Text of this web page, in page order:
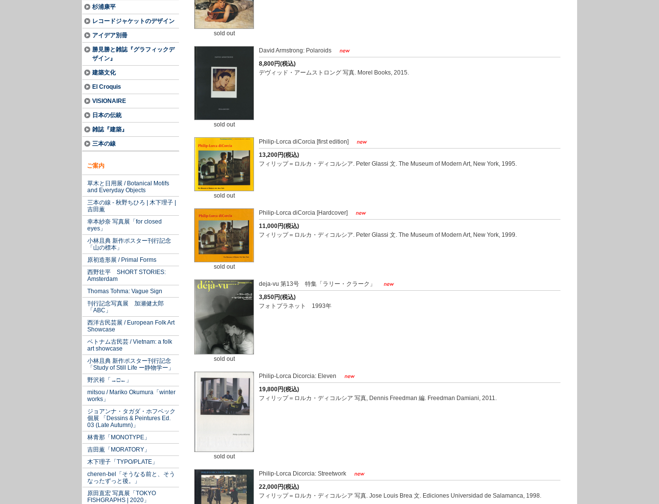
杉浦康平
レコードジャケットのデザイン
アイデア別冊
勝見勝と雑誌『グラフィックデ
ザイン』
建築文化
El Croquis
VISIONAIRE
日本の伝統
雑誌『建築』
三本の線
ご案内
草木と日用展 / Botanical Motifs
and Everyday Objects
三本の線 - 秋野ちひろ | 木下理子 |
吉田薫
幸本紗奈 写真展「for closed
eyes」
小林且典 新作ポスター刊行記念
「山の標本」
原初造形展 / Primal Forms
西野壮平 SHORT STORIES:
Amsterdam
Thomas Tohma: Vague Sign
刊行記念写真展 加瀬健太郎
「ABC」
西洋古民芸展 / European Folk Art
Showcase
ベトナム古民芸 / Vietnam: a folk
art showcase
小林且典 新作ポスター刊行記念
「Study of Still Life ー静物学ー」
野沢裕「→□←」
mitsou / Mariko Okumura「winter
works」
ジョアンナ・タガダ・ホフベック
個展 「Dessins & Peintures Ed.
03 (Late Autumn)」
林青那「MONOTYPE」
吉田薫「MORATORY」
木下理子「TYPO/PLATE」
cheren-bel「そうなる前と、そう
なったずっと後。」
原田直宏 写真展「TOKYO
FISHGRAPHS | 2020」
sold out
sold out
David Armstrong: Polaroids
8,800円(税込)
デヴィッド・アームストロング 写真. Morel Books, 2015.
sold out
Philip-Lorca diCorcia [first edition]
13,200円(税込)
フィリップ＝ロルカ・ディコルシア. Peter Glassi 文. The Museum of Modern Art, New York, 1995.
sold out
Philip-Lorca diCorcia [Hardcover]
11,000円(税込)
フィリップ＝ロルカ・ディコルシア. Peter Glassi 文. The Museum of Modern Art, New York, 1999.
sold out
deja-vu 第13号 特集「ラリー・クラーク」
3,850円(税込)
フォトプラネット 1993年
sold out
Philip-Lorca Dicorcia: Eleven
19,800円(税込)
フィリップ＝ロルカ・ディコルシア 写真, Dennis Freedman 編. Freedman Damiani, 2011.
Philip-Lorca Dicorcia: Streetwork
22,000円(税込)
フィリップ＝ロルカ・ディコルシア 写真. Jose Louis Brea 文. Ediciones Universidad de Salamanca, 1998.